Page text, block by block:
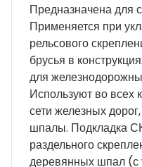
Предназначена для
Применяется при
рельсового
брусья в
для
Используют во всех
сети железных
шпалы. Подкладка
раздельного
деревянных шпал (с